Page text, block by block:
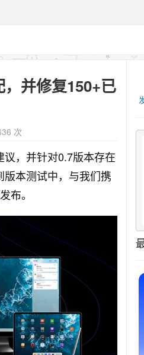
并修复150+已
次
，并针对0.7版本存在
本测试中，与我们携
布。